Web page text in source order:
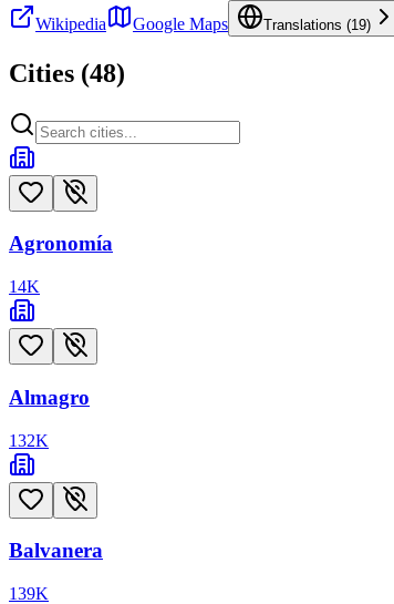
Wikipedia
Google Maps Translations (19)
Cities (48)
Agronomía
14K
Almagro
132K
Balvanera
139K